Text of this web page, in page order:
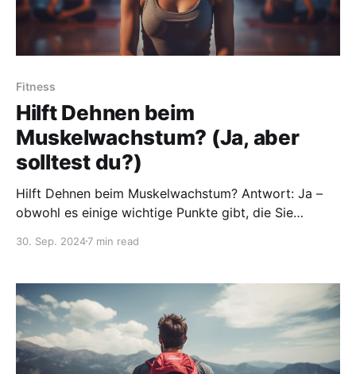
Fitness
Hilft Dehnen beim
Muskelwachstum? (Ja, aber
solltest du?)
Hilft Dehnen beim Muskelwachstum? Antwort: Ja –
obwohl es einige wichtige Punkte gibt, die Sie
Dehnungsprogramm verpflichten.
30. Sep. 20247 min read